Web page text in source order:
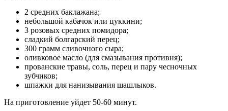
2 средних баклажана;
небольшой кабачок или цуккини;
3 розовых средних помидора;
сладкий болгарский перец;
300 грамм сливочного сыра;
оливковое масло (для смазывания противня);
прованские травы, соль, перец и пару чесночных
зубчиков;
шпажки для нанизывания шашлыков.
На приготовление уйдет 50-60 минут.